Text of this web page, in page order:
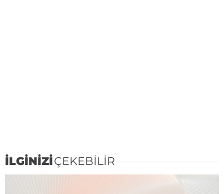
İLGİNİZİÇEKEBİLİR